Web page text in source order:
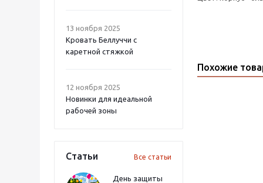
13 ноября 2025
Кровать Беллуччи с
каретной стяжкой
12 ноября 2025
Новинки для идеальной
рабочей зоны
Статьи Все статьи
День защиты
Похожие